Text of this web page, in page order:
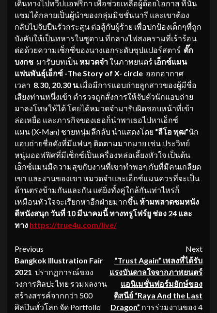
เดินทางไปทวีปแอฟริกา เพื่อช่วยเหลือผู้ด้อยโอกาส ที่นั้น
แซมได้กลายเป็นผู้นำของกลุ่มมิชชั่นนารี และเขาต้อง
กลับไปจับปืนรัวกระสุน ต่อสู้กับผู้ร้าย เพื่อปกป้องเด็กๆที่ถูก
บังคับให้เป็นทหารในซูดาน ที่กลางไฟสงครามที่เร้าร้อน
ต่อด้วยความเซ็กซี่ของนางเอกระดับซุปแปอร์สตาร์ ตั๊ก
บงกช มารับบทเป็น หมวดจ๋าในภาพยนตร์ เอ็กซ์แมน
แฟนพันธุ์เอ็กซ์ -The Story of X- circle ออกอากาศ
เวลา 8.30, 20.30 น. เมื่อมีการแอบถ่ายลูกสาวของผู้มีชื่อ
เสียงท่านหนึ่งเข้า ตำรวจถูกสั่งการให้จับตัวนักแอบถ่าย
มาลงโทษให้ได้ โดยได้หมวดจ๋ามารับผิดชอบหน้าที่เข้า
ล่อเหยื่อ และภารกิจของเธอก็นำพาเธอไปหาเอ็กซ์
แมน (X-Man) ชายหนุ่มลึกลับ นำแสดงโดย “ลีโอ พุฒ”นัก
แอบถ่ายชื่อดังที่มีแฟนๆ ติดตามมากมาย เช่น ประวิทย์
หนุ่มออฟฟิศที่มีเซ็กซ์เป็นเครื่องหล่อเลี้ยงหัวใจ เป็นต้น
เอ็กซ์แมนมีความสุขกับงานที่เขาทำพอๆ กับที่มีคนเกลียด
เขา และงานของเขา หมวดจ๋าและเอ็กซ์แมนควรที่จะเป็น
ด้านตรงข้ามกันและกัน แต่ยิ่งทั้งคู่ใกล้กันเท่าไหร่ก็
เหมือนหัวใจจะเรียกหาอีกฝ่ายมากขึ้น ห้ามพลาดชมหนัง
ดีหนังสนุก วันที่ 10 มีนาคมนี้ ทางทรูโฟร์ยู ช่อง 24 และ
ทาง https://true4u.com/live/
Continue
Reading
Previous
Bangkok Illustration Fair
2021 ปรากฏการณ์ของ
วงการศิลปะไทย รวมผลงาน
สร้างสรรค์จากกว่า 500
ศิลปินทั่วโลก จัด Portfolio
Next
“Trust Again” เพลงที่ได้รับ
แรงบันดาลใจจากภาพยนตร์
แอนิเมชั่นฟอร์มยักษ์ของ
ดิสนีย์ “Raya And the Last
Dragon” การร่วมงานของ 4